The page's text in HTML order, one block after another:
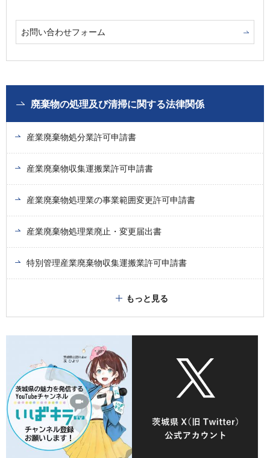
お問い合わせフォーム
廃棄物の処理及び清掃に関する法律関係
産業廃棄物処分業許可申請書
産業廃棄物収集運搬業許可申請書
産業廃棄物処理業の事業範囲変更許可申請書
産業廃棄物処理業廃止・変更届出書
特別管理産業廃棄物収集運搬業許可申請書
もっと見る